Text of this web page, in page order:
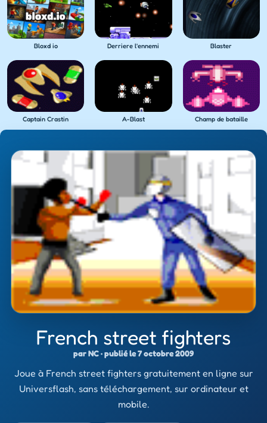
French street fighters
par NC · publié le 7 octobre 2009
Joue à French street fighters gratuitement en ligne sur
Universflash, sans téléchargement, sur ordinateur et
mobile.
Bloxd io Derriere l'ennemi Blaster
Captain Crastin A-Blast Champ de bataille